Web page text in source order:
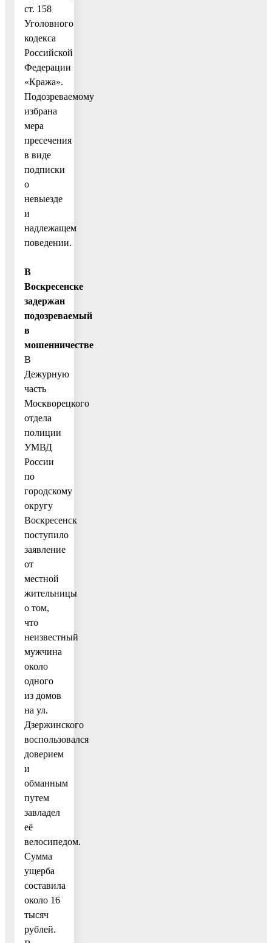
ст. 158
Уголовного
кодекса
Российской
Федерации
«Кража».
Подозреваемому
избрана
мера
пресечения
в виде
подписки
о
невыезде
и
надлежащем
поведении.
В
Воскресенске
задержан
подозреваемый
в
мошенничестве
В
Дежурную
часть
Москворецкого
отдела
полиции
УМВД
России
по
городскому
округу
Воскресенск
поступило
заявление
от
местной
жительницы
о том,
что
неизвестный
мужчина
около
одного
из домов
на ул.
Дзержинского
воспользовался
доверием
и
обманным
путем
завладел
её
велосипедом.
Сумма
ущерба
составила
около 16
тысяч
рублей.